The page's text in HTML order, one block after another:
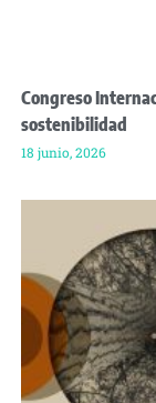
Congreso
sostenibilidad
18 junio, 2026